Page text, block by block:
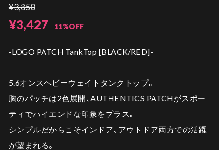
¥3,850
¥3,427 11%OFF
-LOGO PATCH TankTop [BLACK/RED]-
5.6オンスヘビーウェイトタンクトップ。
胸のパッチは2色展開、AUTHENTICS PATCHがスポー
ティでハイエンドな印象をプラス。
シンプルだからこそインドア、アウトドア両方での活躍
が望まれる。